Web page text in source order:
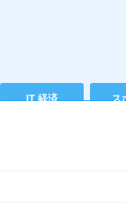
IT 経済 ス